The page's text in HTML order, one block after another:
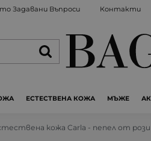
Задавани Въпроси Контакти
ЕСТЕСТВЕНА КОЖА МЪЖЕ
кожа Carla - пепел от рози